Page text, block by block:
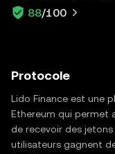
88/100
Protocole
Lido Finance est une
Ethereum qui permet
de recevoir des
utilisateurs gagnent